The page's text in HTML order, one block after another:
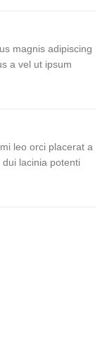
magnis adipiscing
a vel ut ipsum
leo orci placerat a
lacinia potenti